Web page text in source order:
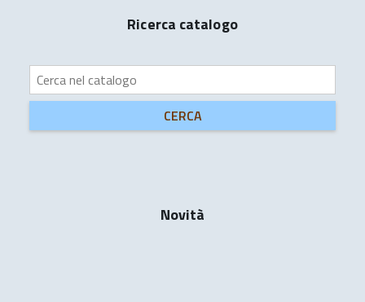
Ricerca catalogo
CERCA
Novità